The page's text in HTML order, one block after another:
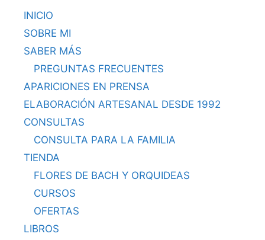
INICIO
SOBRE MI
SABER MÁS
PREGUNTAS FRECUENTES
APARICIONES EN PRENSA
ELABORACIÓN ARTESANAL DESDE 1992
CONSULTAS
CONSULTA PARA LA FAMILIA
TIENDA
FLORES DE BACH Y ORQUIDEAS
CURSOS
OFERTAS
LIBROS